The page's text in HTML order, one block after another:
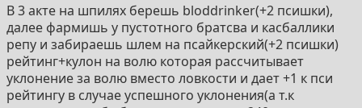
В 3 акте на шпилях берешь bloddrinker(+2 псишки),
далее фармишь у пустотного братсва и касбаллики
репу и забираешь шлем на псайкерский(+2 псишки)
рейтинг+кулон на волю которая рассчитывает
уклонение за волю вместо ловкости и дает +1 к пси
рейтингу в случае успешного уклонения(а т.к